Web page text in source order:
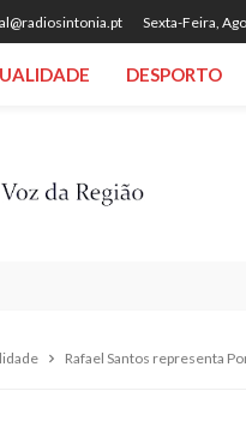
Sexta-Feira,
DESPORTO
Rafael Santos representa